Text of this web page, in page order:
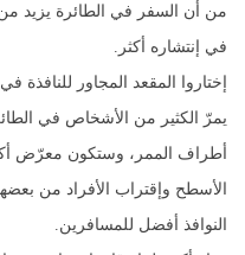
في إنتشاره أكثر.
إختاروا المقعد المجاور للنافذة
يمرّ الكثير من الأشخاص في
أطراف الممر، وستكون معرّض
الأسطح وإقتراب الأفراد من
النوافذ أفضل للمسافرين.